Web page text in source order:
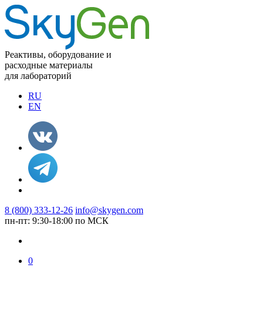
Реактивы, оборудование и
расходные материалы
для лабораторий
RU
EN
8 (800) 333-12-26 info@skygen.com
пн-пт: 9:30-18:00 по МСК
0